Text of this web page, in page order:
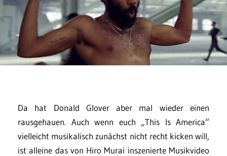
Da hat Donald Glover aber mal wieder einen
rausgehauen. Auch wenn euch „This Is America“
vielleicht musikalisch zunächst nicht recht kicken will,
ist alleine das von Hiro Murai inszenierte Musikvideo